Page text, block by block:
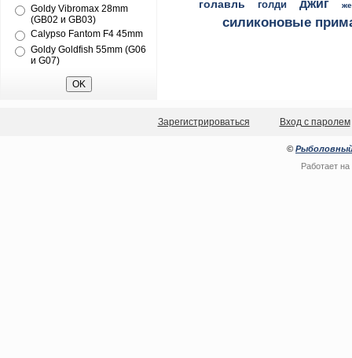
Goldy Vibromax 28mm
(GB02 и GB03)
Calypso Fantom F4 45mm
Goldy Goldfish 55mm (G06
и G07)
голавль голди джиг
силиконовые
Зарегистрироваться Вход с паролем
© Рыболовный
Работает